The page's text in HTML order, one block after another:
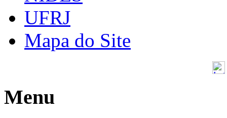
UFRJ
Mapa do Site
Menu